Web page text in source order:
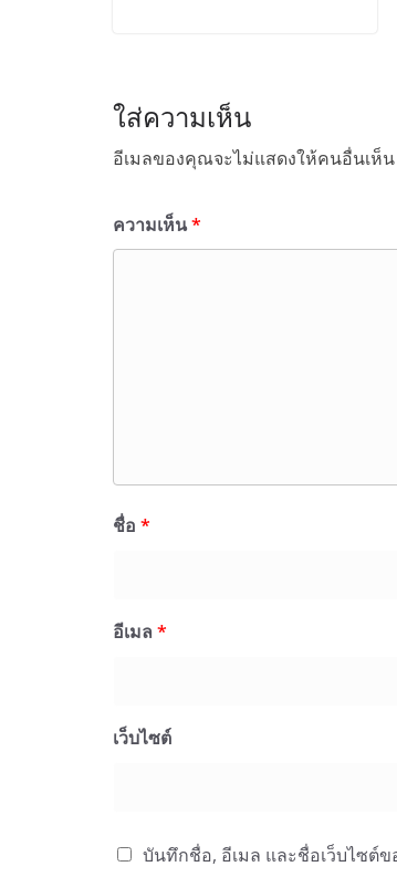
ใส่ความเห็น
อีเมลของคุณจะไม่แสดงให้คนอื่นเห็น
ความเห็น*
ชื่อ *
อีเมล *
เว็บไซต์
บันทึกชื่อ, อีเมล และชื่อเว็บไซต์